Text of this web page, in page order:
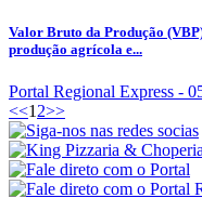
Valor Bruto da Produção
produção agrícola e...
Portal Regional Express -
<<1 2>>